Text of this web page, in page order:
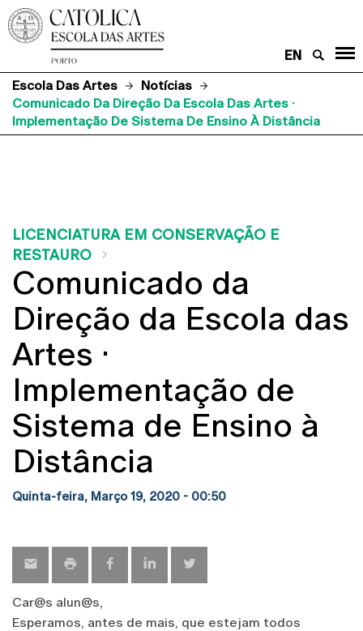
EN
Escola Das Artes
Notícias
Comunicado Da Direção Da Escola Das Artes ·
Implementação De Sistema De Ensino À Distância
LICENCIATURA EM CONSERVAÇÃO E
RESTAURO
Comunicado da
Direção da Escola das
Artes ·
Implementação de
Sistema de Ensino à
Distância
Quinta-feira, Março 19, 2020 - 00:50
Car@s alun@s,
Esperamos, antes de mais, que estejam todos